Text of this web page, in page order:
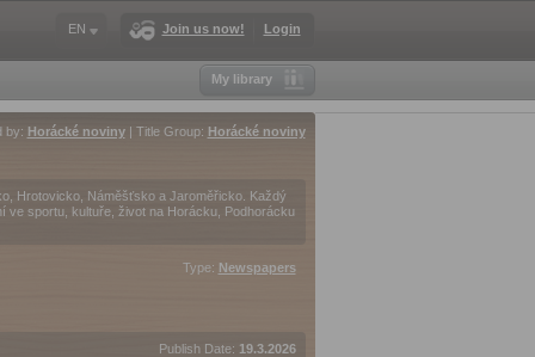
Join us now! Login
EN
My library
by: Horácké noviny| Title Group: Horácké noviny
Hrotovicko, Náměšťsko a Jaroměřicko. Každý
sportu, kultuře, život na Horácku, Podhorácku
Type: Newspapers
Publish Date: 19.3.2026